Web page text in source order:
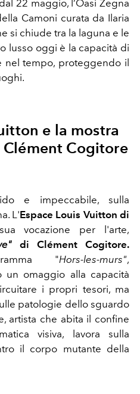
22 maggio, l’Oasi Zegna
Camoni curata da Ilaria
si chiude tra la laguna e le
lusso oggi è la capacità di
nel tempo, proteggendo il
e la mostra
Clément Cogitore
e impeccabile, sulla
L'Espace Louis Vuitton di
vocazione per l'arte,
di Clément Cogitore.
"Hors-les-murs",
un omaggio alla capacità
i propri tesori, ma
patologie dello sguardo
artista che abita il confine
visiva, lavora sulla
il corpo mutante della